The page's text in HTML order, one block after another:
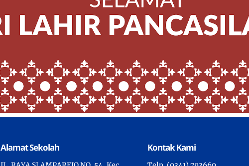
Alamat Sekolah Kontak Kami